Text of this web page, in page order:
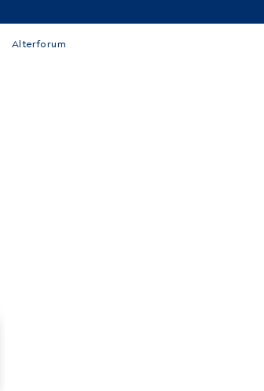
Alterforum